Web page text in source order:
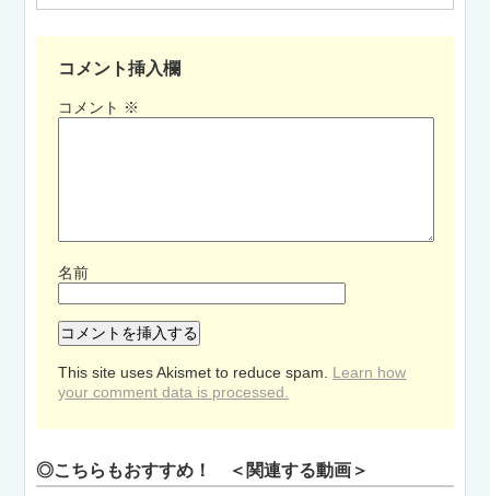
コメント挿入欄
コメント ※
名前
This site uses Akismet to reduce spam. Learn how
your comment data is processed.
◎こちらもおすすめ！ ＜関連する動画＞